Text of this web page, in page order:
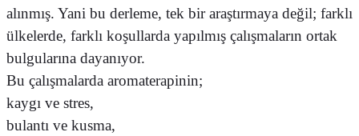
alınmış. Yani bu derleme, tek bir araştırmaya değil; farklı
ülkelerde, farklı koşullarda yapılmış çalışmaların ortak
bulgularına dayanıyor.
Bu çalışmalarda aromaterapinin;
kaygı ve stres,
bulantı ve kusma,